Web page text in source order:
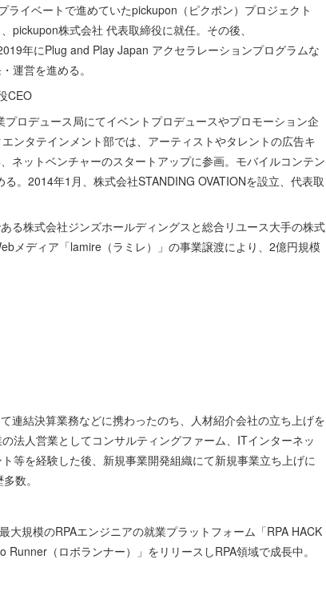
イベートで進めていたpickupon（ピクポン）プロジェクト
株式会社 代表取締役に就任。その後、
年にPlug and Play Japan アクセラレーションプログラムな
運営を進める。
CEO
ロデュース局にてイベントプロデュースやプロモーション企
ンタテインメント部では、アーティストやタレントの広告キ
ネットベンチャーのスタートアップに参画。モバイルコンテン
。2014年1月、株式会社STANDING OVATIONを設立、代表取
る株式会社ジンズホールディングスと総合リユース大手の株式
メディア「lamire（ラミレ）」の事業譲渡により、2億円規模
連結決算業務などに携わったのち、人材紹介会社の立ち上げを
法人営業としてコンサルティングファーム、ITインターネッ
等を経験した後、新規事業開発組織にて新規事業立ち上げに
数。
規模のRPAエンジニアの就業プラットフォーム「RPA HACK
（ロボランナー）」をリリースしRPA領域で成長中。